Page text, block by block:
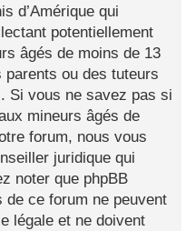
d’Amérique qui
potentiellement
âgés de moins de 13
ou des tuteurs
Si vous ne savez pas si
mineurs âgés de
forum, nous vous
juridique qui
noter que phpBB
de ce forum ne peuvent
légale et ne doivent